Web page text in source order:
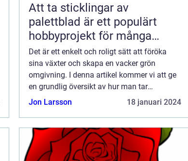
Att ta sticklingar av
palettblad är ett populärt
hobbyprojekt för många
trädgårdsentusiaster
Det är ett enkelt och roligt sätt att föröka
sina växter och skapa en vacker grön
omgivning. I denna artikel kommer vi att ge
en grundlig översikt av hur man tar
sticklingar av palettblad, presentera olika
Jon Larsson 18 januari 2024